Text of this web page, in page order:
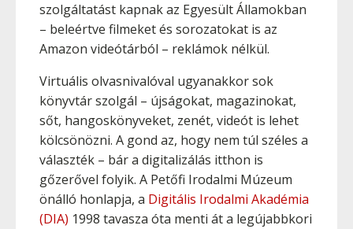
szolgáltatást kapnak az Egyesült Államokban
– beleértve filmeket és sorozatokat is az
Amazon videótárból – reklámok nélkül.
Virtuális olvasnivalóval ugyanakkor sok
könyvtár szolgál – újságokat, magazinokat,
sőt, hangoskönyveket, zenét, videót is lehet
kölcsönözni. A gond az, hogy nem túl széles a
választék – bár a digitalizálás itthon is
gőzerővel folyik. A Petőfi Irodalmi Múzeum
önálló honlapja, a Digitális Irodalmi Akadémia
(DIA) 1998 tavasza óta menti át a legújabbkori